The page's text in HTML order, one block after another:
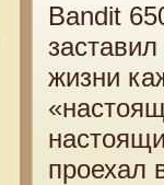
Bandit
жизни
проехал